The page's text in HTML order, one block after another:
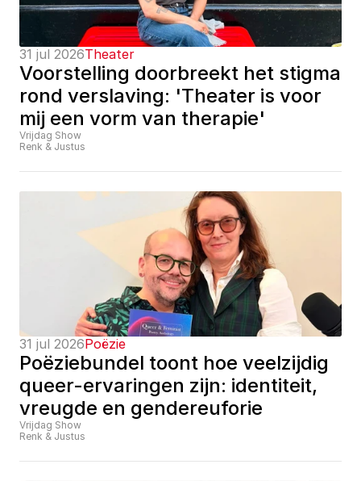
31 jul 2026Theater
Voorstelling doorbreekt het stigma
rond verslaving: 'Theater is voor
mij een vorm van therapie'
Vrijdag Show
Renk & Justus
31 jul 2026Poëzie
Poëziebundel toont hoe veelzijdig
queer-ervaringen zijn: identiteit,
vreugde en gendereuforie
Vrijdag Show
Renk & Justus